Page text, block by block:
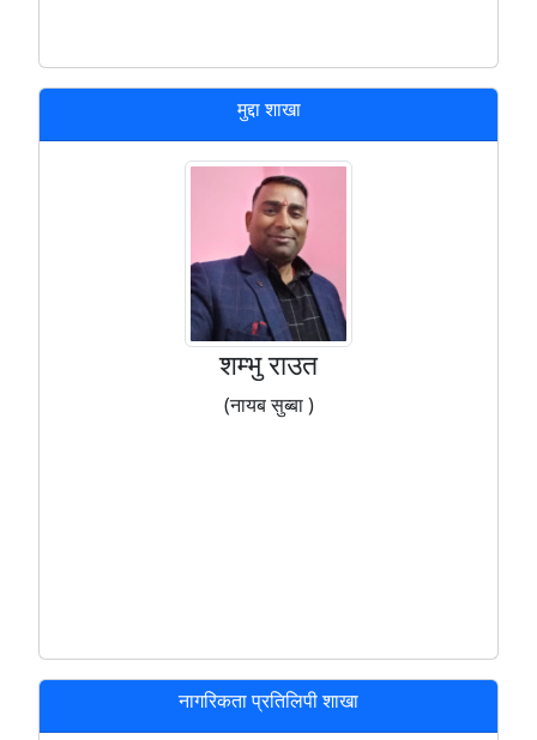
मुद्दा शाखा
शम्भु राउत
(नायब सुब्बा )
नागरिकता प्रतिलिपी शाखा